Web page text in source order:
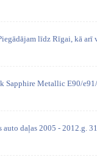
līdz Rīgai, kā arī
Sapphire Metallic E90/e91/
auto daļas 2005 - 2012.g.